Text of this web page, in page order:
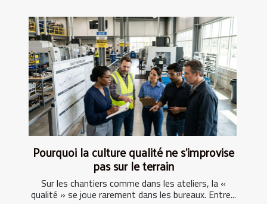
Pourquoi la culture qualité ne s’improvise
pas sur le terrain
Sur les chantiers comme dans les ateliers, la «
qualité » se joue rarement dans les bureaux. Entre...